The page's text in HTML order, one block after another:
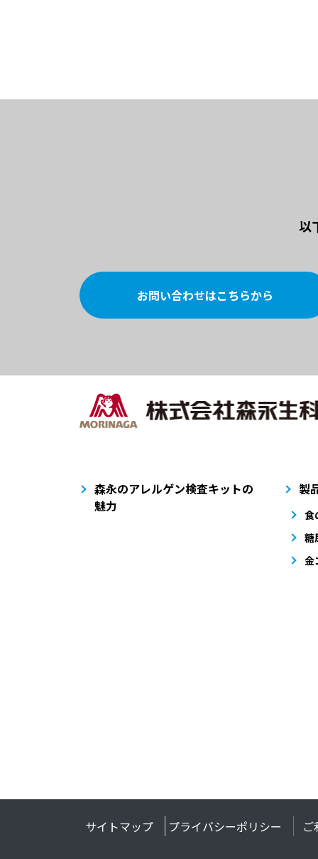
以
お問い合わせはこちらから
森永のアレルゲン検査キットの
魅力
製
食
糖
金
サイトマップ プライバシーポリシー